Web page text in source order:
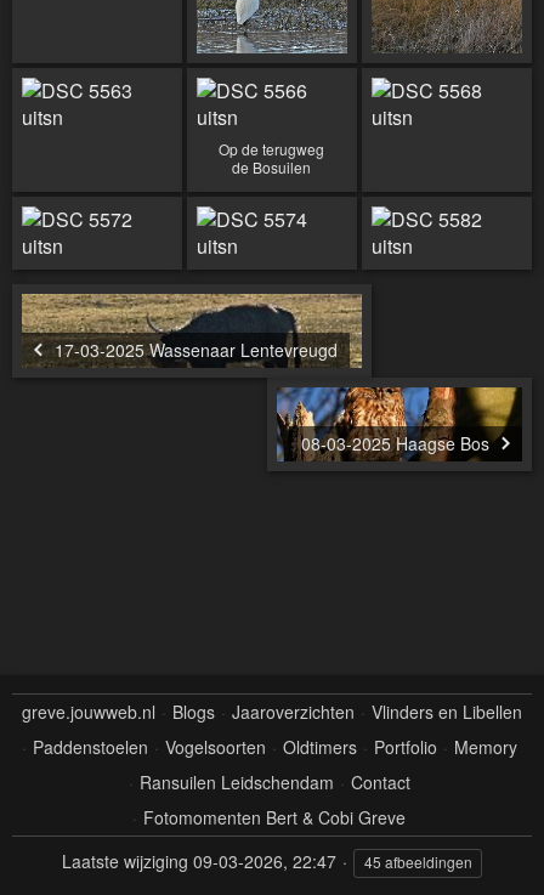
Op de terugweg
de Bosuilen
17-03-2025 Wassenaar Lentevreugd
08-03-2025 Haagse Bos
greve.jouwweb.nl Blogs Jaaroverzichten
Vlinders en Libellen
Paddenstoelen
Vogelsoorten Oldtimers Portfolio
Memory
Ransuilen Leidschendam
Contact
Fotomomenten Bert & Cobi Greve
Laatste wijziging 09-03-2026, 22:47 45 afbeeldingen